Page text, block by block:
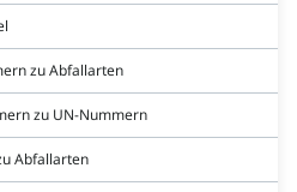
zu Abfallarten
zu UN-Nummern
Abfallarten